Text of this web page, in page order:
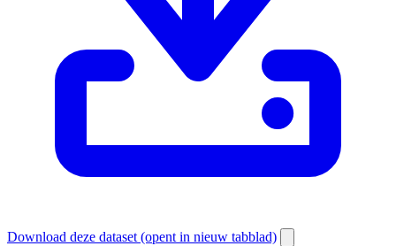
Download deze dataset (opent in nieuw tabblad)